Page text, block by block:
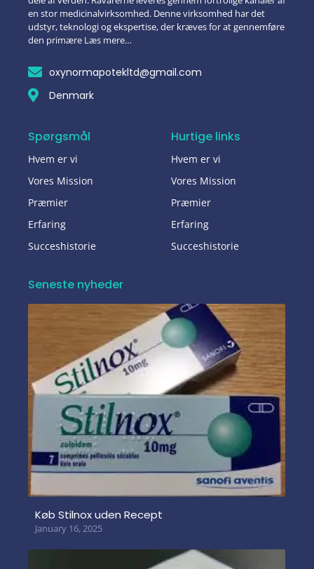
en stor medicinalvirksomhed. Denne virksomhed har det
udstyr, teknologi og ekspertise, der kræves for at gennemføre
den primære Læs mere…
oxynormapotekltd@gmail.com
Denmark
Spørgsmål
Hvem er vi
Vores Mission
Præmier
Erfaring
Succeshistorie
Hurtige links
Hvem er vi
Vores Mission
Præmier
Erfaring
Succeshistorie
Seneste nyheder
Køb Stilnox uden Recept
January 16, 2025